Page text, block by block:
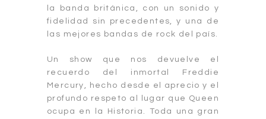
la banda británica, con un sonido y
fidelidad sin precedentes, y una de
las mejores bandas de rock del país.
Un show que nos devuelve el
recuerdo del inmortal Freddie
Mercury, hecho desde el aprecio y el
profundo respeto al lugar que Queen
ocupa en la Historia. Toda una gran